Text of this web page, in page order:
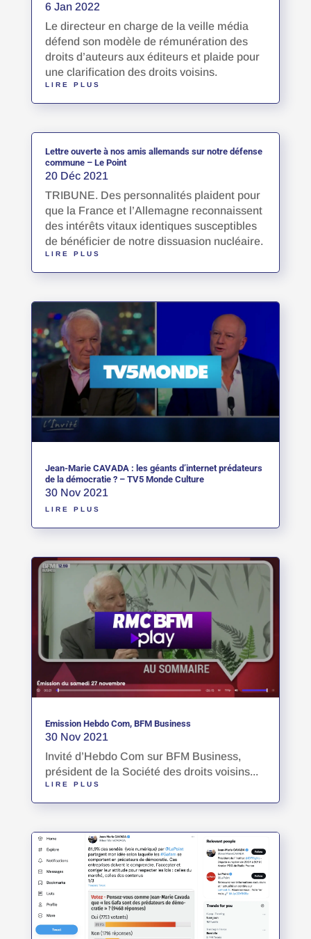
6 Jan 2022
Le directeur en charge de la veille média
défend son modèle de rémunération des
droits d’auteurs aux éditeurs et plaide pour
une clarification des droits voisins.
LIRE PLUS
Lettre ouverte à nos amis allemands sur notre défense
commune – Le Point
20 Déc 2021
TRIBUNE. Des personnalités plaident pour
que la France et l’Allemagne reconnaissent
des intérêts vitaux identiques susceptibles
de bénéficier de notre dissuasion nucléaire.
LIRE PLUS
Jean-Marie CAVADA : les géants d’internet prédateurs
de la démocratie ? – TV5 Monde Culture
30 Nov 2021
LIRE PLUS
Emission Hebdo Com, BFM Business
30 Nov 2021
Invité d’Hebdo Com sur BFM Business,
président de la Société des droits voisins...
LIRE PLUS